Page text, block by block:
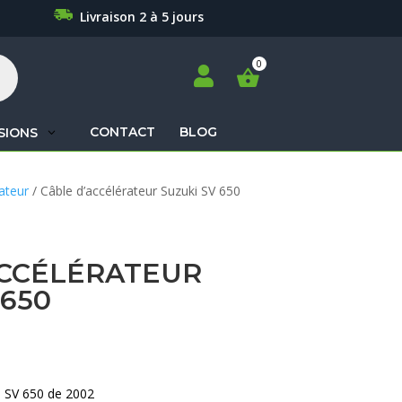
Livraison 2 à 5 jours

CONTACT BLOG
de
/ Câble d’accélérateur Suzuki SV 650
SV 650 de 2002